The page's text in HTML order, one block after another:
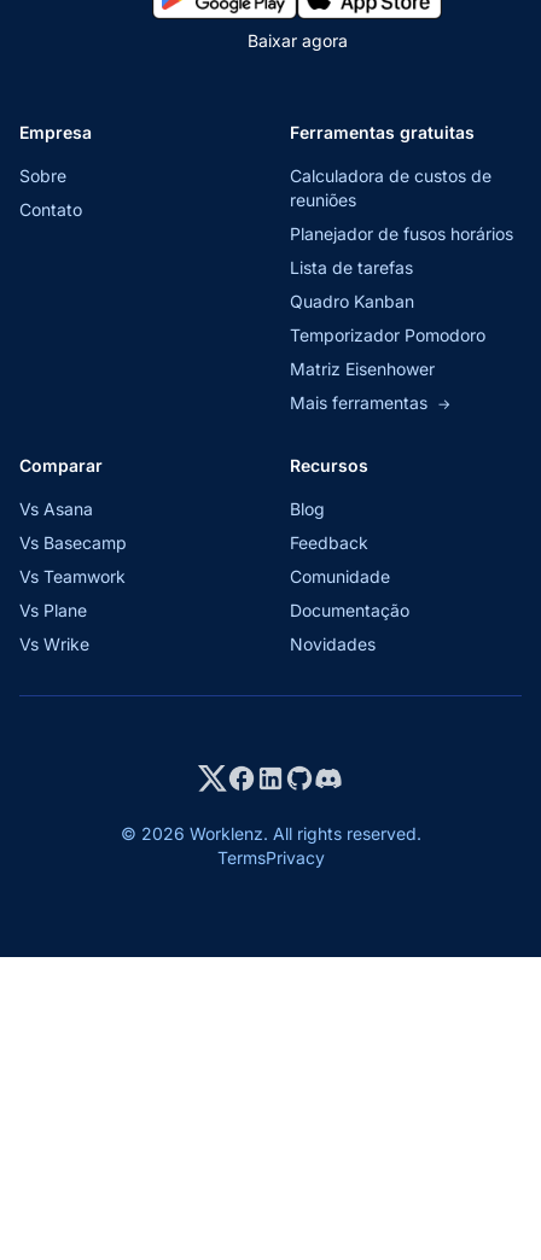
Baixar agora
Empresa
Sobre
Contato
Ferramentas gratuitas
Calculadora de custos de
reuniões
Planejador de fusos horários
Lista de tarefas
Quadro Kanban
Temporizador Pomodoro
Matriz Eisenhower
Mais ferramentas →
Comparar
Vs Asana
Vs Basecamp
Vs Teamwork
Vs Plane
Vs Wrike
Recursos
Blog
Feedback
Comunidade
Documentação
Novidades
© 2026 Worklenz. All rights reserved.
TermsPrivacy